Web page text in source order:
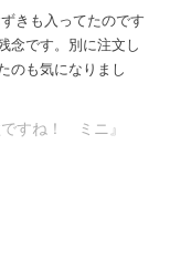
きも入ってたのです
念です。別に注文し
のも気になりまし
すね！ ミニ』